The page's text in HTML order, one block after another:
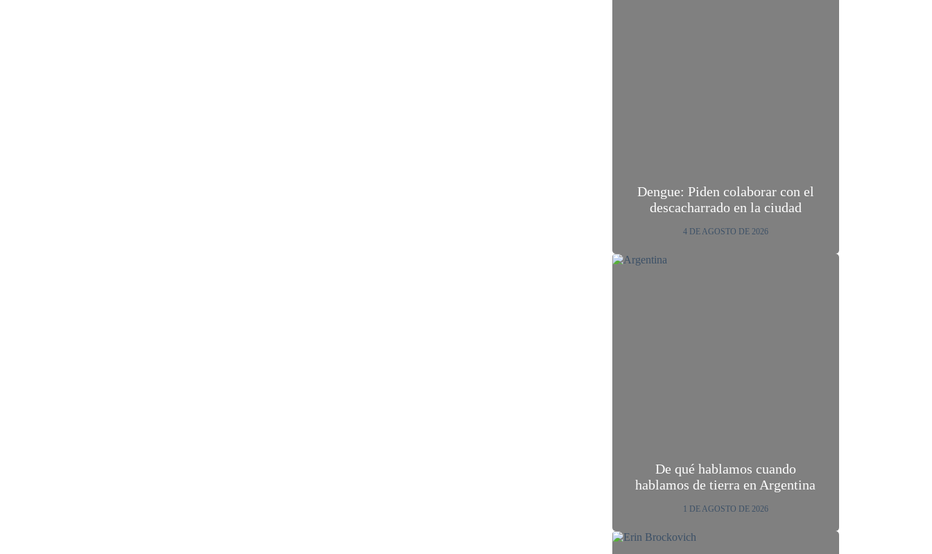
Dengue: Piden colaborar con el
descacharrado en la ciudad
4 DE AGOSTO DE 2026
De qué hablamos cuando
hablamos de tierra en Argentina
1 DE AGOSTO DE 2026